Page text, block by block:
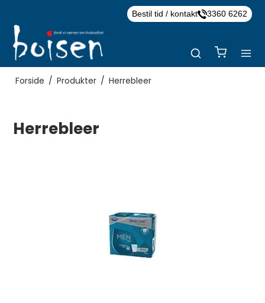
Bestil tid / kontakt 3360 6262
Forside / Produkter / Herrebleer
Herrebleer